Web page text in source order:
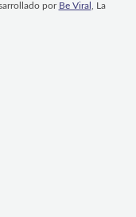
por Be Viral , La